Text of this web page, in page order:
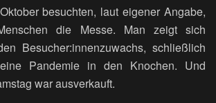
besuchten, laut eigener Angabe,
die Messe. Man zeigt sich
Besucher:innenzuwachs, schließlich
Pandemie in den Knochen. Und
war ausverkauft.